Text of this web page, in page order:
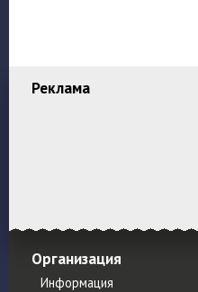
Реклама
Организация
Информация